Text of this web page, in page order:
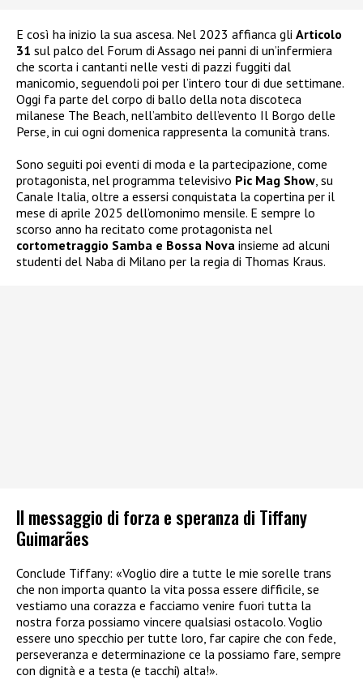
E così ha inizio la sua ascesa. Nel 2023 affianca gli Articolo
31 sul palco del Forum di Assago nei panni di un’infermiera
che scorta i cantanti nelle vesti di pazzi fuggiti dal
manicomio, seguendoli poi per l’intero tour di due settimane.
Oggi fa parte del corpo di ballo della nota discoteca
milanese The Beach, nell’ambito dell’evento Il Borgo delle
Perse, in cui ogni domenica rappresenta la comunità trans.
Sono seguiti poi eventi di moda e la partecipazione, come
protagonista, nel programma televisivo Pic Mag Show, su
Canale Italia, oltre a essersi conquistata la copertina per il
mese di aprile 2025 dell’omonimo mensile. E sempre lo
scorso anno ha recitato come protagonista nel
cortometraggio Samba e Bossa Nova insieme ad alcuni
studenti del Naba di Milano per la regia di Thomas Kraus.
Il messaggio di forza e speranza di Tiffany
Guimarães
Conclude Tiffany: «Voglio dire a tutte le mie sorelle trans
che non importa quanto la vita possa essere difficile, se
vestiamo una corazza e facciamo venire fuori tutta la
nostra forza possiamo vincere qualsiasi ostacolo. Voglio
essere uno specchio per tutte loro, far capire che con fede,
perseveranza e determinazione ce la possiamo fare, sempre
con dignità e a testa (e tacchi) alta!».